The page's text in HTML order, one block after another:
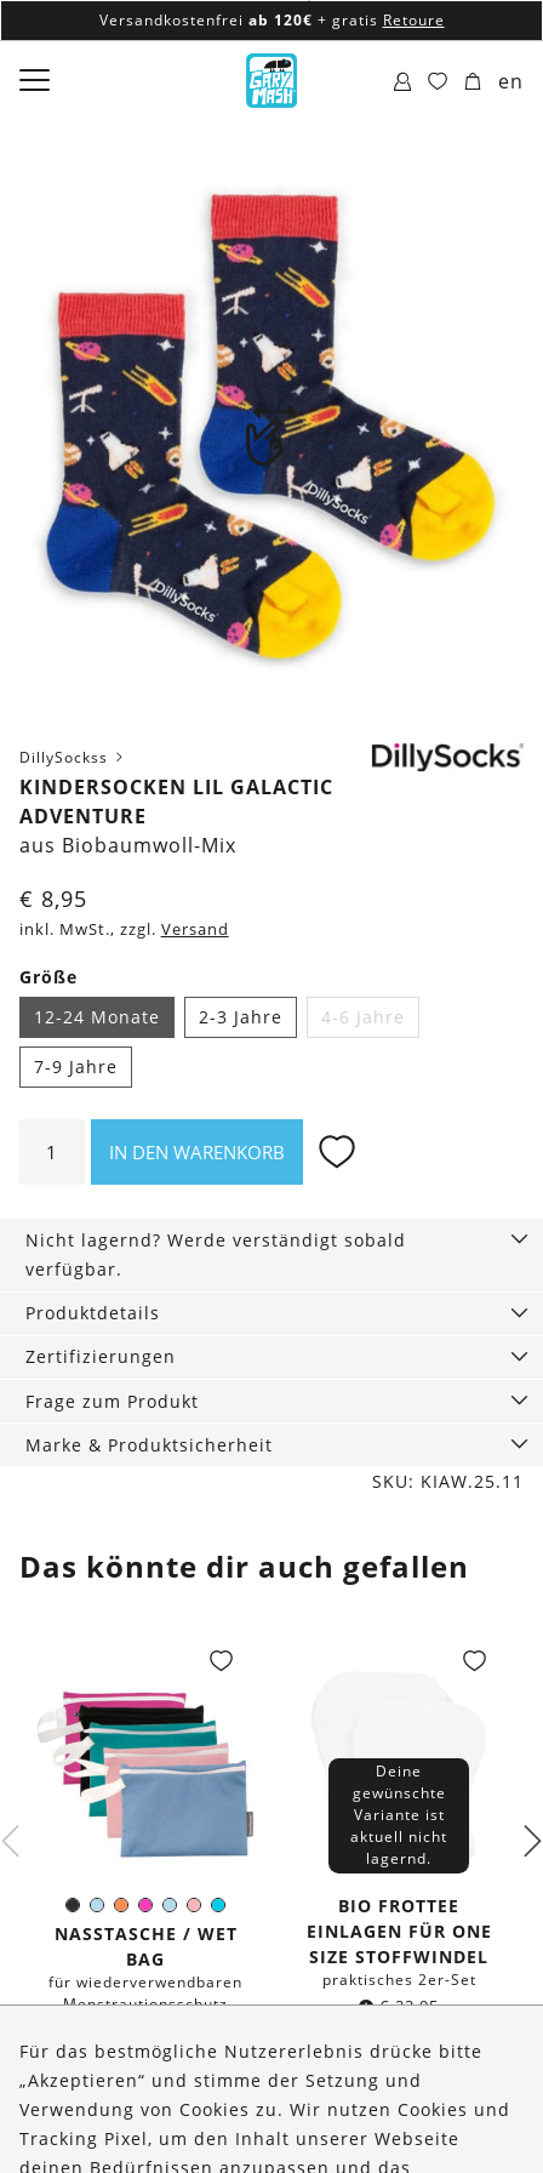
Versandkostenfrei ab 120€ + gratis Retoure
100% veganes & fair produziertes Sortiment
Versandkostenfrei ab 120€
en
DillySockss
KINDERSOCKEN LIL GALACTIC
ADVENTURE
aus Biobaumwoll-Mix
€ 8,95
inkl. MwSt., zzgl. Versand
Größe
12-24 Monate
2-3 Jahre 4-6 Jahre
7-9 Jahre
Galactic
Menge
IN DEN WARENKORB
Nicht lagernd? Werde verständigt sobald
verfügbar.
Produktdetails
Zertifizierungen
Frage zum Produkt
Marke & Produktsicherheit
SKU: KIAW.25.11
Das könnte dir auch gefallen
Schwarz
Hellblau
Orange
PinkHellblau
RosaTürkis
Farbe:
NASSTASCHE / WET
BAG
für wiederverwendbaren
Menstrautionsschutz
Deine
gewünschte
Variante ist
aktuell nicht
lagernd.
BIO FROTTEE
EINLAGEN FÜR ONE
SIZE STOFFWINDEL
praktisches 2er-Set
€23,95
Über uns
Bestellungen
Für das bestmögliche Nutzererlebnis drücke bitte
„Akzeptieren“ und stimme der Setzung und
Verwendung von Cookies zu. Wir nutzen Cookies und
Tracking Pixel, um den Inhalt unserer Webseite
deinen Bedürfnissen anzupassen und das